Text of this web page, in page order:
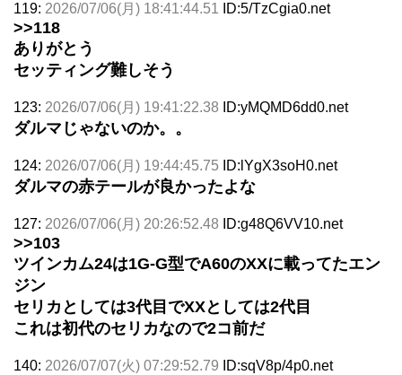
119: 2026/07/06(月) 18:41:44.51 ID:5/TzCgia0.net
>>118
ありがとう
セッティング難しそう
123: 2026/07/06(月) 19:41:22.38 ID:yMQMD6dd0.net
ダルマじゃないのか。。
124: 2026/07/06(月) 19:44:45.75 ID:lYgX3soH0.net
ダルマの赤テールが良かったよな
127: 2026/07/06(月) 20:26:52.48 ID:g48Q6VV10.net
>>103
ツインカム24は1G-G型でA60のXXに載ってたエン
ジン
セリカとしては3代目でXXとしては2代目
これは初代のセリカなので2コ前だ
140: 2026/07/07(火) 07:29:52.79 ID:sqV8p/4p0.net